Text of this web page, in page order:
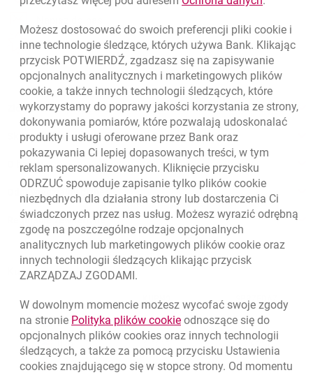
Oceń nas otwiera się w nowej karcie
Złóż wniosek przez internet
Skontaktuj się ze Specjalistą
O banku
Kursy wymiany walut
Kursy wymiany walut. Data aktualizacji: 7.08.2026, 09:42:45
WALUTA KUPNO SPRZEDAŻ
EUR 4.139 4.4615
USD 3.8725
CHF 4.424 4.7688
Odpowiedzialny biznes
Regulacje zewnętrzne
Możesz dostosować do swoich preferencji pliki cookie i
inne technologie śledzące, których używa Bank. Klikając
przycisk POTWIERDŹ, zgadzasz się na zapisywanie
opcjonalnych analitycznych i marketingowych plików
cookie, a także innych technologii śledzących, które
wykorzystamy do poprawy jakości korzystania ze strony,
dokonywania pomiarów, które pozwalają udoskonalać
produkty i usługi oferowane przez Bank oraz
pokazywania Ci lepiej dopasowanych treści, w tym
reklam spersonalizowanych. Kliknięcie przycisku
ODRZUĆ spowoduje zapisanie tylko plików cookie
niezbędnych dla działania strony lub dostarczenia Ci
świadczonych przez nas usług. Możesz wyrazić odrębną
zgodę na poszczególne rodzaje opcjonalnych
analitycznych lub marketingowych plików cookie oraz
innych technologii śledzących klikając przycisk
ZARZĄDZAJ ZGODAMI.
W dowolnym momencie możesz wycofać swoje zgody
na stronie Polityka plików cookielink otwiera się w nowym
odnoszące się do
opcjonalnych plików cookies oraz innych technologii
śledzących, a także za pomocą przycisku Ustawienia
cookies znajdującego się w stopce strony. Od momentu